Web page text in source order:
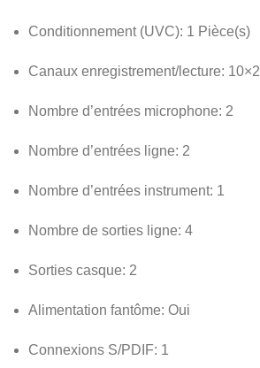
Conditionnement (UVC): 1 Pièce(s)
Canaux enregistrement/lecture: 10×2
Nombre d’entrées microphone: 2
Nombre d’entrées ligne: 2
Nombre d’entrées instrument: 1
Nombre de sorties ligne: 4
Sorties casque: 2
Alimentation fantôme: Oui
Connexions S/PDIF: 1